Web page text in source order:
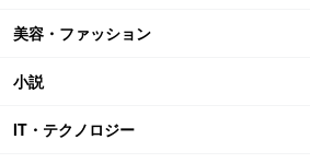
美容・ファッション
小説
IT・テクノロジー